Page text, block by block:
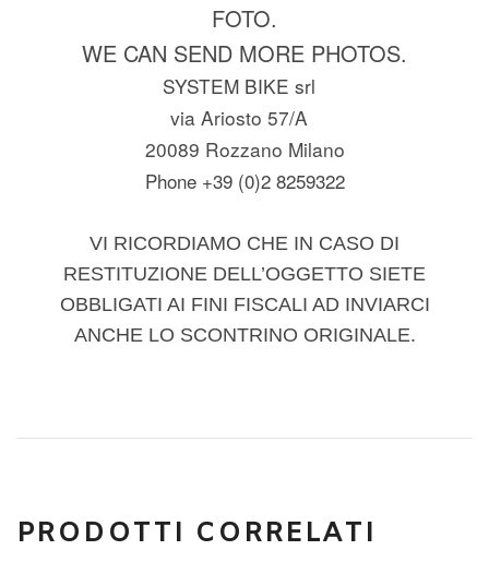
FOTO.
WE CAN SEND MORE PHOTOS.
SYSTEM BIKE srl
via Ariosto 57/A
20089 Rozzano Milano
Phone +39 (0)2 8259322
VI RICORDIAMO CHE IN CASO DI
RESTITUZIONE DELL’OGGETTO SIETE
OBBLIGATI AI FINI FISCALI AD INVIARCI
ANCHE LO SCONTRINO ORIGINALE.
PRODOTTI CORRELATI